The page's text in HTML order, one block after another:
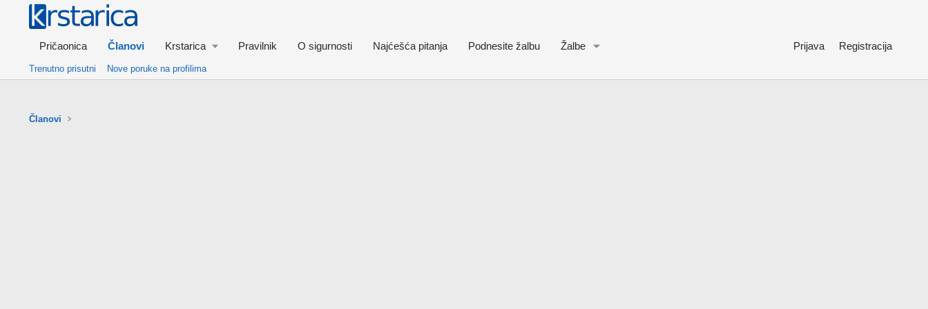
Pričaonica Članovi Krstarica Pravilnik O sigurnosti Najćešća pitanja Podnesite žalbu Žalbe Prijava Registracija
Trenutno prisutni Nove poruke na profilima
Članovi